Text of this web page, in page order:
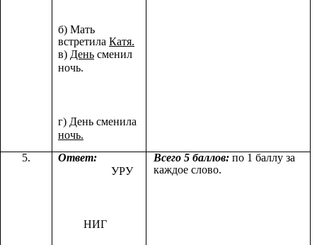
б) Мать
встретила Катя.
в) День сменил
ночь.
г) День сменила
ночь.
5.
Ответ:
УРУ
НИГ
Всего 5 баллов:по 1 баллу за
каждое слово.